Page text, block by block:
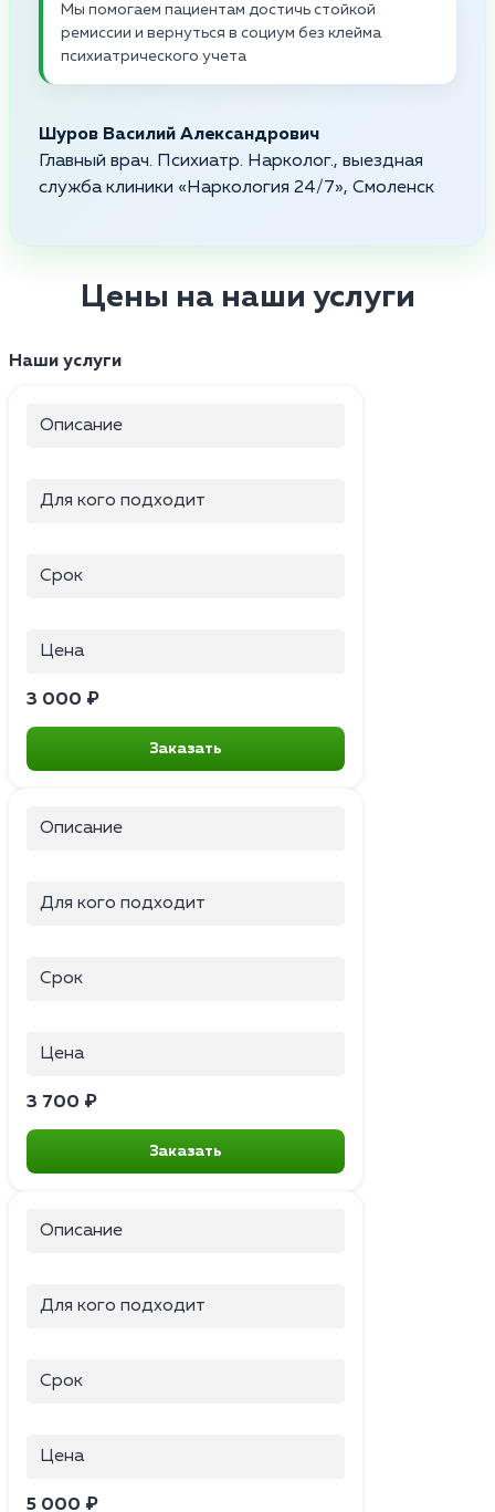
Мы помогаем пациентам достичь стойкой
ремиссии и вернуться в социум без клейма
психиатрического учета
Шуров Василий Александрович
Главный врач. Психиатр. Нарколог., выездная
служба клиники «Наркология 24/7», Смоленск
Цены на наши услуги
Наши услуги
Описание
Для кого подходит
Срок
Цена
3 000 ₽
Заказать
Описание
Для кого подходит
Срок
Цена
3 700 ₽
Заказать
Описание
Для кого подходит
Срок
Цена
5 000 ₽